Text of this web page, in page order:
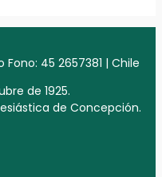
45 2657381 | Chile
de 1925.
de Concepción.